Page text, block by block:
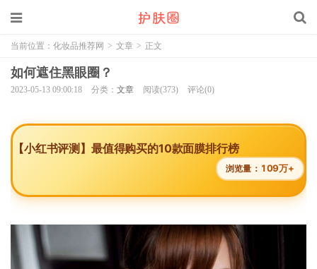
当前位置： 化妆品推荐网 > 文章 > 正文
如何遮住黑眼圈？
2023-05-13 09:00:18 分类： 文章 阅读(373) 评论(0)
【小红书评测】最值得购买的10款面膜排行榜
浏览量： 109万+